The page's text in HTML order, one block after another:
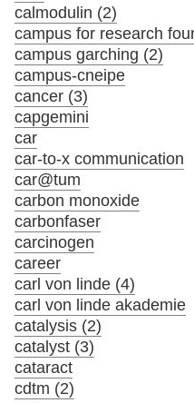
calmodulin (2)
campus for research
campus garching (2)
campus-cneipe
cancer (3)
capgemini
car
car-to-x communication
car@tum
carbon monoxide
carbonfaser
carcinogen
career
carl von linde (4)
carl von linde akademie
catalysis (2)
catalyst (3)
cataract
cdtm (2)